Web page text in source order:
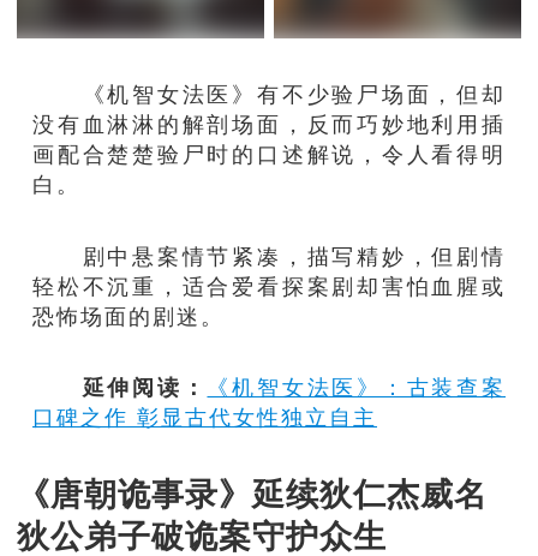
《机智女法医》有不少验尸场面，但却
没有血淋淋的解剖场面，反而巧妙地利用插
画配合楚楚验尸时的口述解说，令人看得明
白。
剧中悬案情节紧凑，描写精妙，但剧情
轻松不沉重，适合爱看探案剧却害怕血腥或
恐怖场面的剧迷。
延伸阅读：
《机智女法医》：古装查案
口碑之作 彰显古代女性独立自主
《唐朝诡事录》延续狄仁杰威名
狄公弟子破诡案守护众生